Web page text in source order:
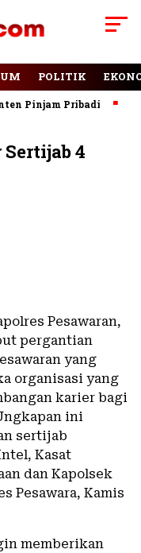
POLITIK
Pinjam Pribadi
Sertijab 4
Pesawaran,
pergantian
yang
organisasi yang
karier bagi
ini
sertijab
Kasat
dan Kapolsek
Pesawara, Kamis
memberikan